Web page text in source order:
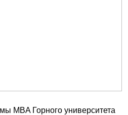
MBA Горного университета